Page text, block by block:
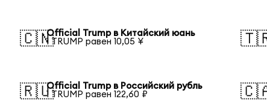
🇨🇳Official Trump в Китайский юань
1 TRUMP равен 10,05 ¥
🇷🇺Official Trump в Российский рубль
1 TRUMP равен 122,60 ₽